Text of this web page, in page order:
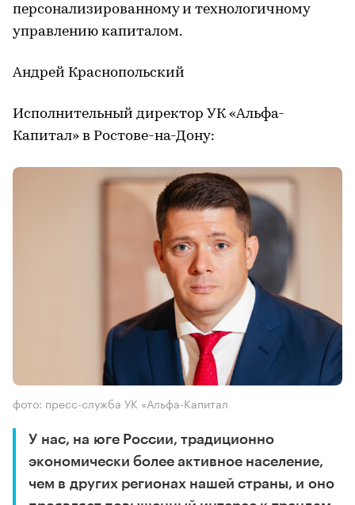
персонализированному и технологичному
управлению капиталом.
Андрей Краснопольский
Исполнительный директор УК «Альфа-
Капитал» в Ростове-на-Дону:
фото: пресс-служба УК «Альфа-Капитал
У нас, на юге России, традиционно
экономически более активное население,
чем в других регионах нашей страны, и оно